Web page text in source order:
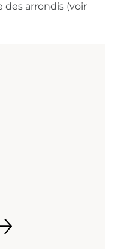
des arrondis (voir